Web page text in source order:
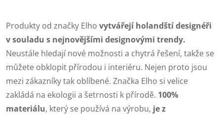
Produkty od značky Elho vytvářejí holandští designéři
v souladu s nejnovějšími designovými trendy.
Neustále hledají nové možnosti a chytrá řešení, takže se
můžete obklopit přírodou i interiéru. Nejen proto jsou
mezi zákazníky tak oblíbené. Značka Elho si velice
zakládá na ekologii a šetrnosti k přírodě. 100%
materiálu, který se používá na výrobu, je z